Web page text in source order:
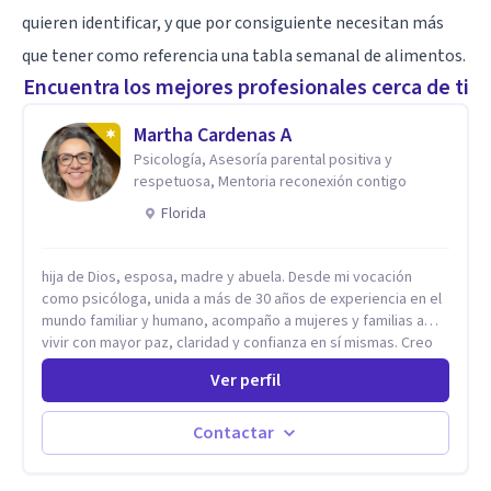
quieren identificar, y que por consiguiente necesitan más
que tener como referencia una tabla semanal de alimentos.
Encuentra los mejores profesionales cerca de ti
Martha Cardenas A
Psicología, Asesoría parental positiva y
respetuosa, Mentoria reconexión contigo
Florida
hija de Dios, esposa, madre y abuela. Desde mi vocación
como psicóloga, unida a más de 30 años de experiencia en el
mundo familiar y humano, acompaño a mujeres y familias a
vivir con mayor paz, claridad y confianza en sí mismas. Creo
profundamente que la vida está hecha de etapas, y que cada
ciclo —personal, emocional, espiritual y familiar— trae
oportunidades de crecimiento. Por eso utilizo una
combinación de psicología positiva, enfoque humanista,
herramientas contemporáneas de bienestar mental y
Ver perfil
Contactar